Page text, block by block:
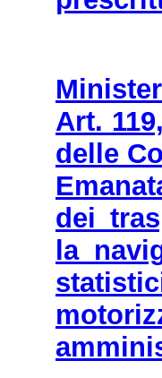
Art.
delle
dei
la